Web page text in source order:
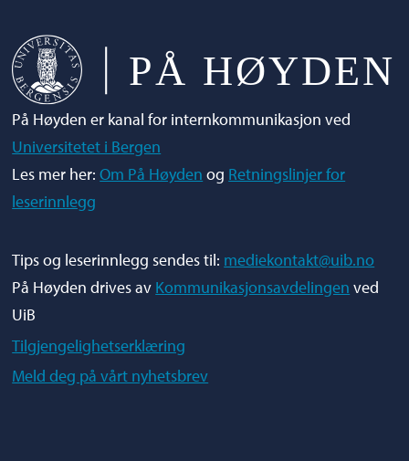
På Høyden er kanal for internkommunikasjon ved
Universitetet i Bergen
Les mer her:Om På Høyden og Retningslinjer for
leserinnlegg
Tips og leserinnlegg sendes til: mediekontakt@uib.no
På Høyden drives av Kommunikasjonsavdelingen ved
UiB
Tilgjengelighetserklæring
Meld deg på vårt nyhetsbrev